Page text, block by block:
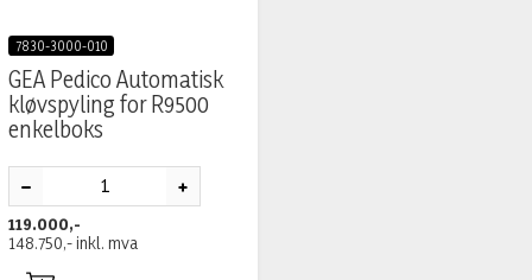
7830-3000-010
GEA Pedico Automatisk
kløvspyling for R9500
enkelboks
119.000,-
148.750,-inkl. mva